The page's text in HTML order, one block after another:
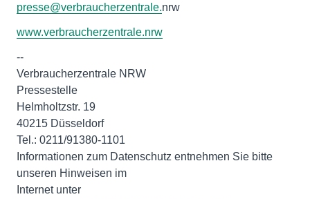
presse@verbraucherzentrale.nrw
www.verbraucherzentrale.nrw
--
Verbraucherzentrale NRW
Pressestelle
Helmholtzstr. 19
40215 Düsseldorf
Tel.: 0211/91380-1101
Informationen zum Datenschutz entnehmen Sie bitte
unseren Hinweisen im
Internet unter